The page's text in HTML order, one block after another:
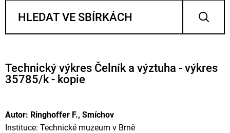
Technický výkres Čelník a výztuha - výkres
35785/k - kopie
Autor: Ringhoffer F., Smíchov
Instituce: Technické muzeum v Brně